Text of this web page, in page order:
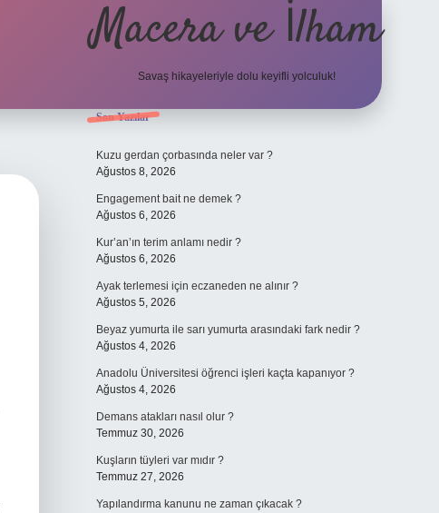
Macera ve İlham
Savaş hikayeleriyle dolu keyifli yolculuk!
Sidebar
Son Yazılar
Kuzu gerdan çorbasında neler var ?
Ağustos 8, 2026
Engagement bait ne demek ?
Ağustos 6, 2026
Kur’an’ın terim anlamı nedir ?
Ağustos 6, 2026
Ayak terlemesi için eczaneden ne alınır ?
Ağustos 5, 2026
Beyaz yumurta ile sarı yumurta arasındaki fark nedir ?
Ağustos 4, 2026
Anadolu Üniversitesi öğrenci işleri kaçta kapanıyor ?
Ağustos 4, 2026
Demans atakları nasıl olur ?
Temmuz 30, 2026
Kuşların tüyleri var mıdır ?
Temmuz 27, 2026
Yapılandırma kanunu ne zaman çıkacak ?